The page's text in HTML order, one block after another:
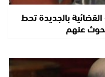
بالجديدة تحط
عنهم